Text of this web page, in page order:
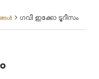
ഗവി ഇക്കോ ടൂറിസം